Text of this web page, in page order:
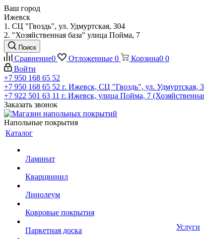
Ваш город
Ижевск
1. СЦ "Гвоздь", ул. Удмуртская, 304
2. "Хозяйственная база" улица Пойма, 7
Поиск
Сравнение0 Отложенные 0 Корзина0 0
Войти
+7 950 168 65 52
+7 950 168 65 52 г. Ижевск, СЦ "Гвоздь", ул. Удмуртская,
+7 922 501 63 11 г. Ижевск, улица Пойма, 7
Заказать звонок
Напольные покрытия
Каталог
Ламинат
Кварцвинил
Линолеум
Ковровые покрытия
Паркетная доска
Услуги